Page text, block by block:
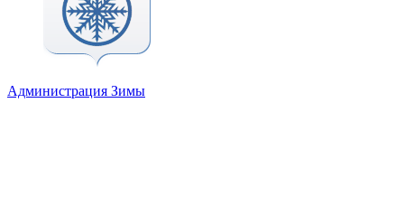
Администрация Зимы